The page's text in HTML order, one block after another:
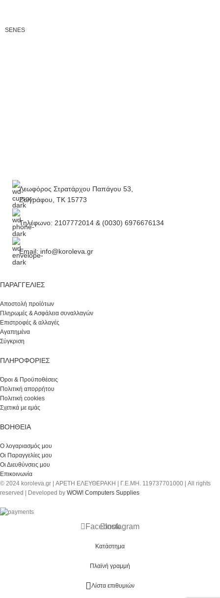
SENES
Λεωφόρος Στρατάρχου Παπάγου 53,
Ζωγράφου, ΤΚ 15773
Τηλέφωνο: 2107772014 & (0030) 6976676134
Email: info@koroleva.gr
ΠΑΡΑΓΓΕΛΊΕΣ
Αποστολή προϊότων
Πληρωμές & Ασφάλεια συναλλαγών
Επιστροφές & αλλαγές
Αγαπημένα
Σύγκριση
ΠΛΗΡΟΦΟΡΙΕΣ
Όροι & Προϋποθέσεις
Πολιτική απορρήτου
Πολιτική cookies
Σχετικά με εμάς
ΒΟΉΘΕΙΑ
Ο λογαριασμός μου
Οι Παραγγελίες μου
Οι Διευθύνσεις μου
Επικοινωνία
© 2024 koroleva.gr | ΑΡΕΤΗ ΕΛΕΥΘΕΡΑΚΗ | Γ.Ε.ΜΗ. 119737701000 | All rights
reserved | Developed by WOW! Computers Supplies
FacebookInstagram
Κατάστημα
Πλαϊνή γραμμή
Λίστα επιθυμιών